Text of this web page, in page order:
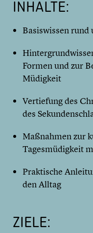
INHALTE:
Basiswissen rund
Formen und zur
Müdigkeit
Vertiefung des
des
Maßnahmen zur
Tagesmüdigkeit
Praktische
den Alltag
ZIELE: